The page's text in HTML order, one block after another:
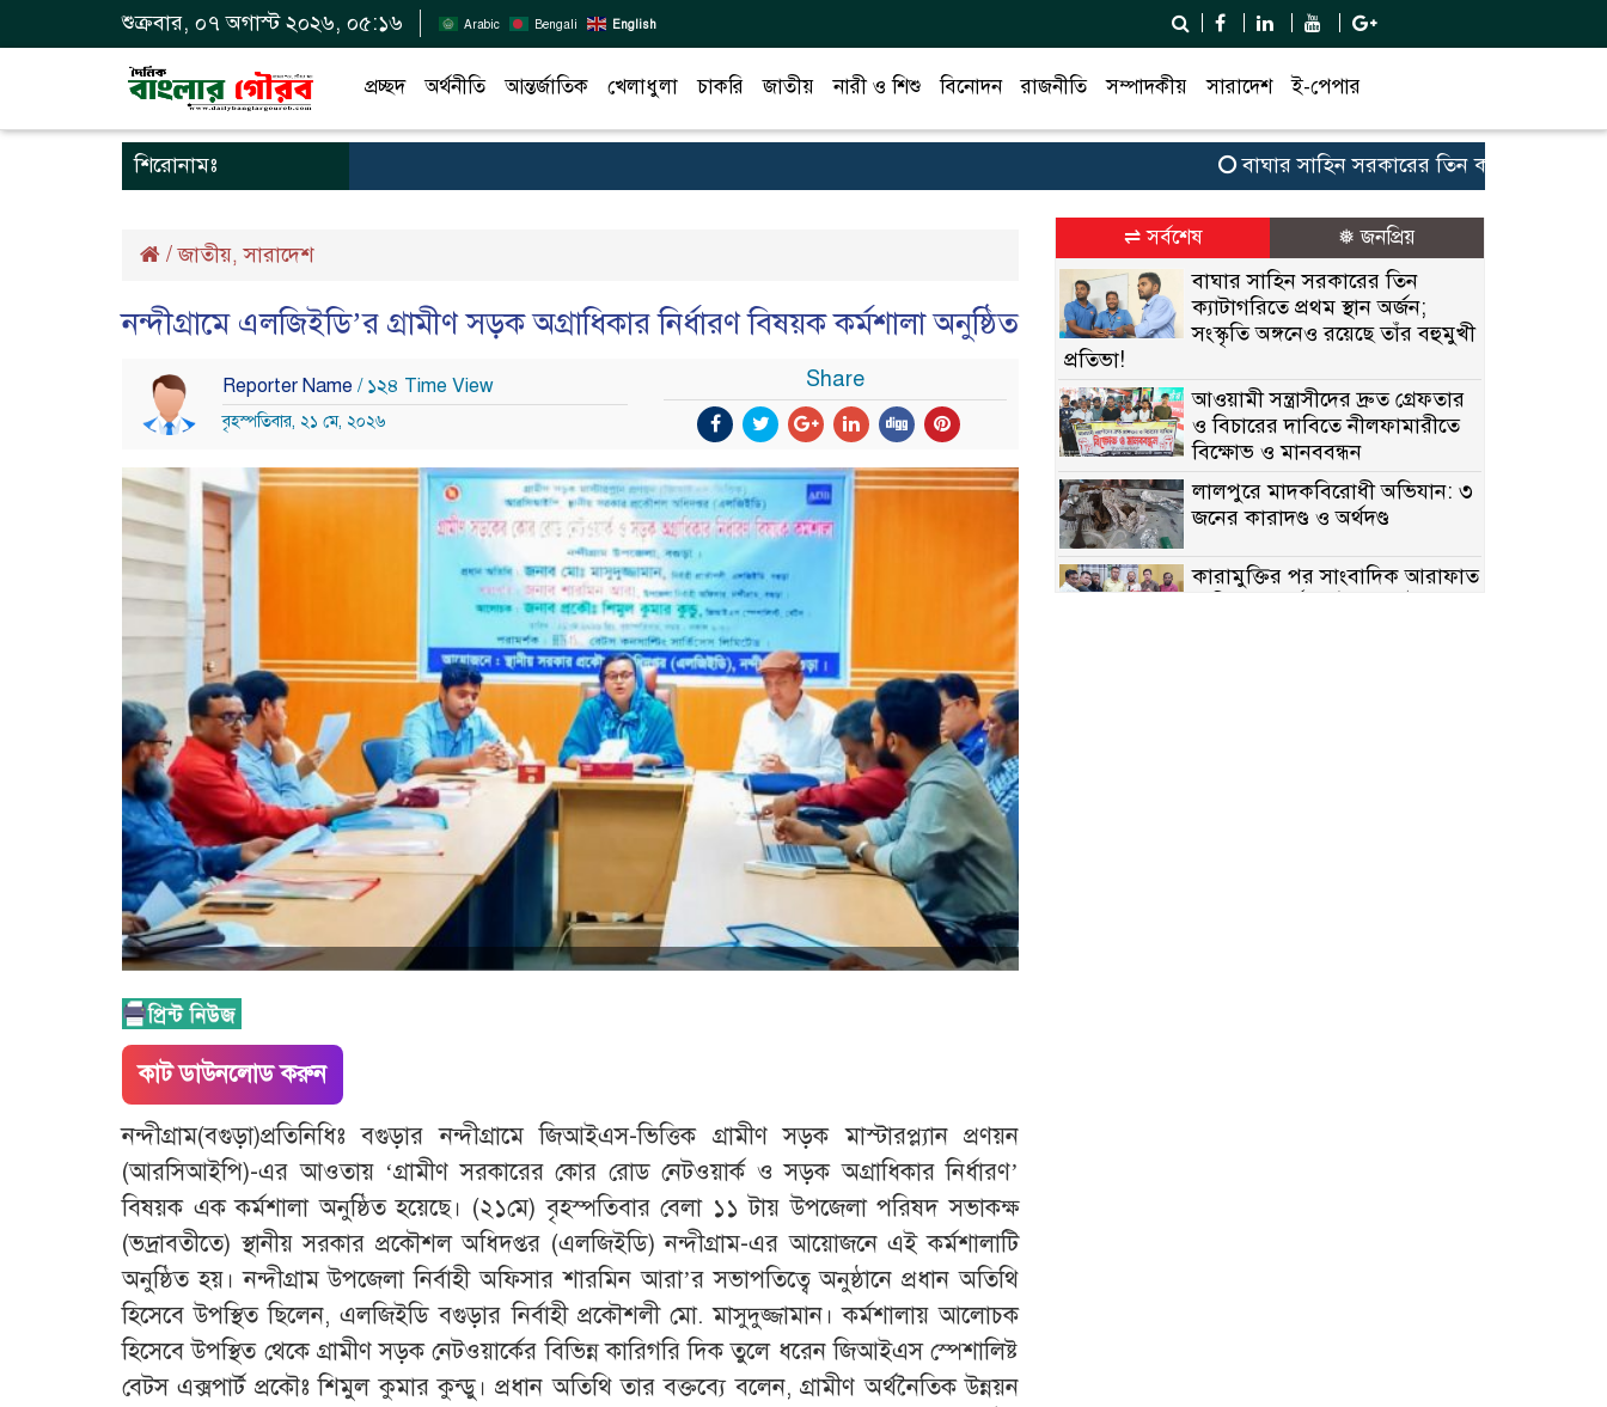
শুক্রবার, ০৭ অগাস্ট ২০২৬, ০৫:১৬ Arabic Bengali English
প্রচ্ছদ অর্থনীতি আন্তর্জাতিক খেলাধুলা চাকরি জাতীয় নারী ও শিশু বিনোদন রাজনীতি সম্পাদকীয় সারাদেশ ই-পেপার
শিরোনামঃ বাঘার সাহিন সরকারের তিন ক্যাটাগরিতে প্রথম
/জাতীয়,সারাদেশ
নন্দীগ্রামে এলজিইডি’র গ্রামীণ সড়ক অগ্রাধিকার নির্ধারণ বিষয়ক কর্মশালা অনুষ্ঠিত
Reporter Name / ১২৪ Time View
বৃহস্পতিবার, ২১ মে, ২০২৬
Share
কাট ডাউনলোড করুন
নন্দীগ্রাম(বগুড়া)প্রতিনিধিঃ বগুড়ার নন্দীগ্রামে জিআইএস-ভিত্তিক গ্রামীণ সড়ক মাস্টারপ্ল্যান প্রণয়ন
(আরসিআইপি)-এর আওতায় ‘গ্রামীণ সরকারের কোর রোড নেটওয়ার্ক ও সড়ক অগ্রাধিকার নির্ধারণ’
বিষয়ক এক কর্মশালা অনুষ্ঠিত হয়েছে। (২১মে) বৃহস্পতিবার বেলা ১১ টায় উপজেলা পরিষদ সভাকক্ষ
(ভদ্রাবতীতে) স্থানীয় সরকার প্রকৌশল অধিদপ্তর (এলজিইডি) নন্দীগ্রাম-এর আয়োজনে এই কর্মশালাটি
অনুষ্ঠিত হয়। ​নন্দীগ্রাম উপজেলা নির্বাহী অফিসার শারমিন আরা’র সভাপতিত্বে অনুষ্ঠানে প্রধান অতিথি
হিসেবে উপস্থিত ছিলেন, এলজিইডি বগুড়ার নির্বাহী প্রকৌশলী মো. মাসুদুজ্জামান। কর্মশালায় আলোচক
হিসেবে উপস্থিত থেকে গ্রামীণ সড়ক নেটওয়ার্কের বিভিন্ন কারিগরি দিক তুলে ধরেন জিআইএস স্পেশালিষ্ট
বেটস এক্সপার্ট প্রকৌঃ শিমুল কুমার কুন্ডু। ​প্রধান অতিথি তার বক্তব্যে বলেন, গ্রামীণ অর্থনৈতিক উন্নয়ন
⇌ সর্বশেষ ❅ জনপ্রিয়
বাঘার সাহিন সরকারের তিন
ক্যাটাগরিতে প্রথম স্থান অর্জন;
সংস্কৃতি অঙ্গনেও রয়েছে তাঁর বহুমুখী
প্রতিভা!
আওয়ামী সন্ত্রাসীদের দ্রুত গ্রেফতার
ও বিচারের দাবিতে নীলফামারীতে
বিক্ষোভ ও মানববন্ধন
লালপুরে মাদকবিরোধী অভিযান: ৩
জনের কারাদণ্ড ও অর্থদণ্ড
কারামুক্তির পর সাংবাদিক আরাফাত